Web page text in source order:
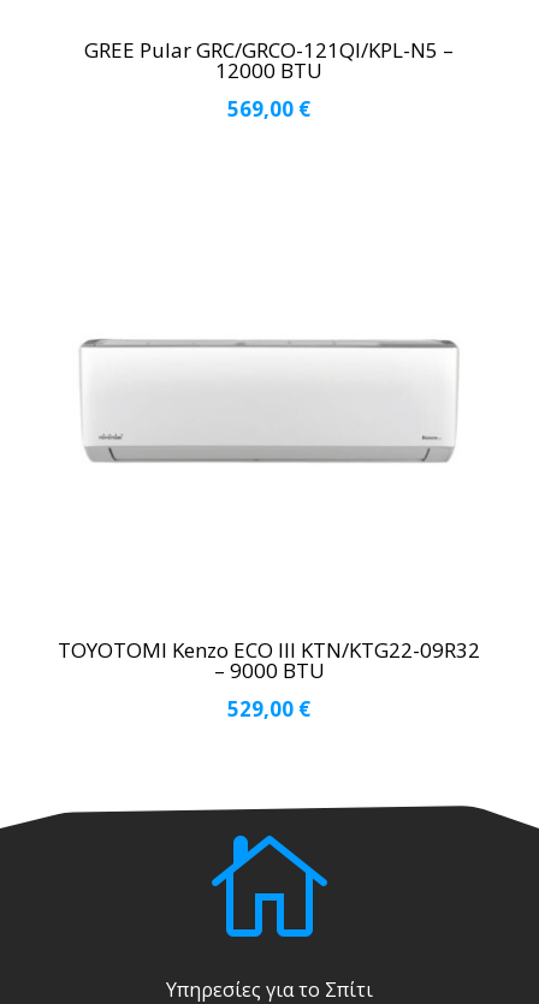
GREE Pular GRC/GRCO-121QI/KPL-N5 –
12000 BTU
569,00 €
TOYOTOMI Kenzo ECO III KTN/KTG22-09R32
– 9000 BTU
529,00 €

Υπηρεσίες για το Σπίτι